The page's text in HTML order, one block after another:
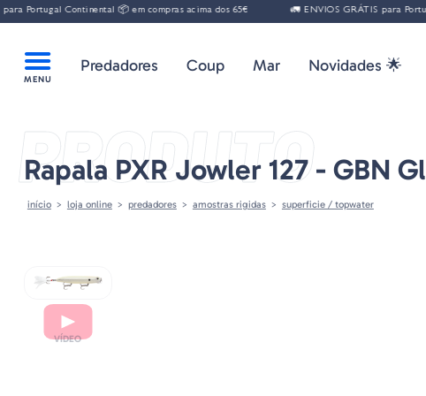
Portugal Continental 📦 em compras acima dos 65€ 🚛 ENVIOS GRÁTIS para
Predadores Coup Mar Novidades 🌟
PRODUTO
Rapala PXR Jowler 127 - GBN
início loja online predadores amostras rigidas superficie / topwater